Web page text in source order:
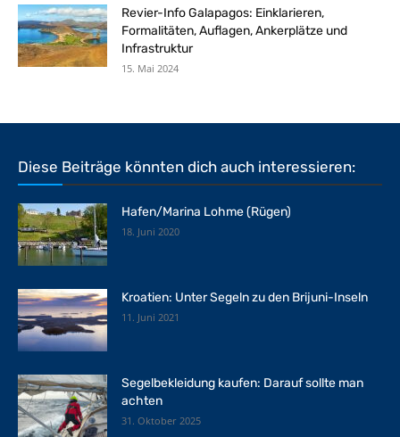
Revier-Info Galapagos: Einklarieren,
Formalitäten, Auflagen, Ankerplätze und
Infrastruktur
15. Mai 2024
Diese Beiträge könnten dich auch interessieren:
Hafen/Marina Lohme (Rügen)
18. Juni 2020
Kroatien: Unter Segeln zu den Brijuni-Inseln
11. Juni 2021
Segelbekleidung kaufen: Darauf sollte man
achten
31. Oktober 2025